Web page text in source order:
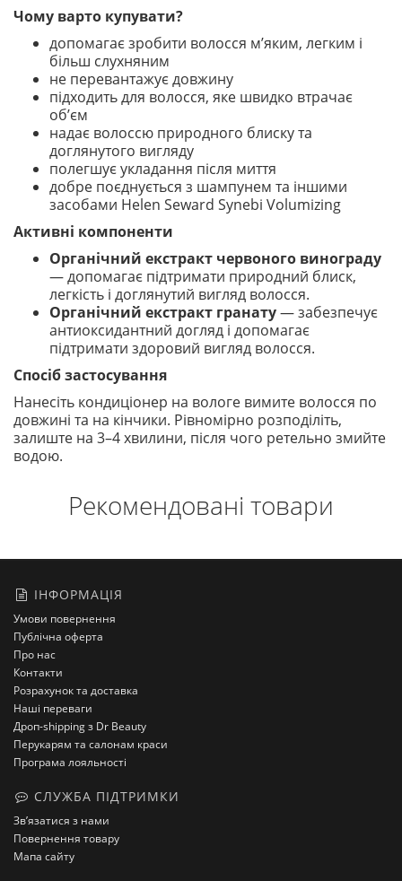
Чому варто купувати?
допомагає зробити волосся м’яким, легким і
більш слухняним
не перевантажує довжину
підходить для волосся, яке швидко втрачає
об’єм
надає волоссю природного блиску та
доглянутого вигляду
полегшує укладання після миття
добре поєднується з шампунем та іншими
засобами Helen Seward Synebi Volumizing
Активні компоненти
Органічний екстракт червоного винограду
— допомагає підтримати природний блиск,
легкість і доглянутий вигляд волосся.
Органічний екстракт гранату— забезпечує
антиоксидантний догляд і допомагає
підтримати здоровий вигляд волосся.
Спосіб застосування
Нанесіть кондиціонер на вологе вимите волосся по
довжині та на кінчики. Рівномірно розподіліть,
залиште на 3–4 хвилини, після чого ретельно змийте
водою.
Рекомендовані товари
ІНФОРМАЦІЯ
Умови повернення
Публічна оферта
Про нас
Контакти
Розрахунок та доставка
Наші переваги
Дроп-shipping з Dr Beauty
Перукарям та салонам краси
Програма лояльності
СЛУЖБА ПІДТРИМКИ
Зв’язатися з нами
Повернення товару
Мапа сайту